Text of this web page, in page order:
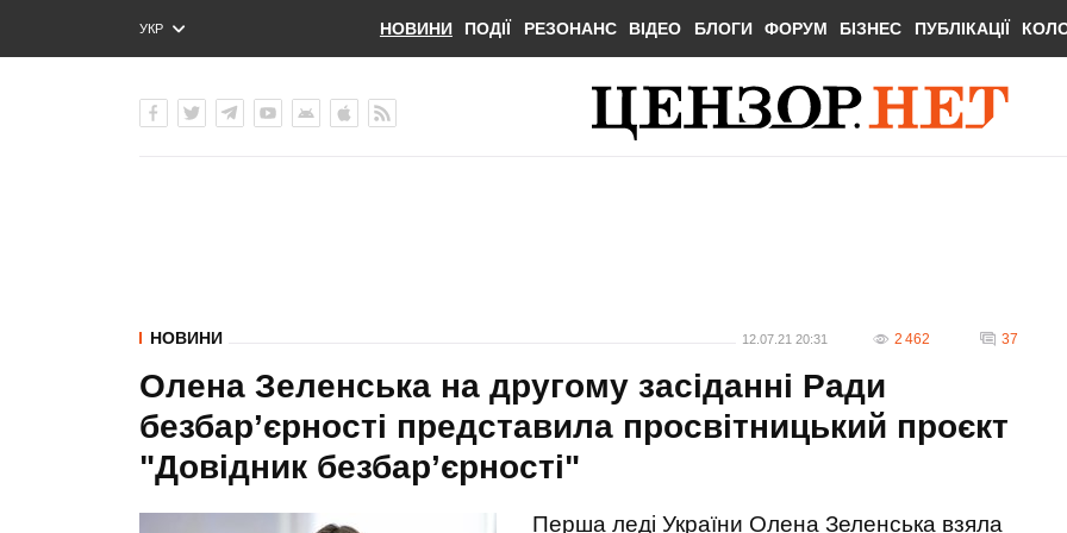
УКР
ENG
НОВИНИ ПОДІЇ РЕЗОНАНС ВІДЕО БЛОГИ ФОРУМ БІЗНЕС ПУБЛІКАЦІЇ
НОВИНИ 12.07.21 20:31 2 462 37
Олена Зеленська на другому засіданні Ради
безбар’єрності представила просвітницький проєкт
"Довідник безбар’єрності"
Перша леді України Олена Зеленська взяла